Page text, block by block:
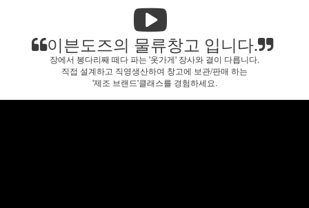
이븐도즈의 물류창고 입니다.
장에서 봉다리째 떼다 파는 '옷가게' 장사와 결이 다릅니다.
직접 설계하고 직영생산하여 창고에 보관/판매 하는
'제조 브랜드'클래스를 경험하세요.